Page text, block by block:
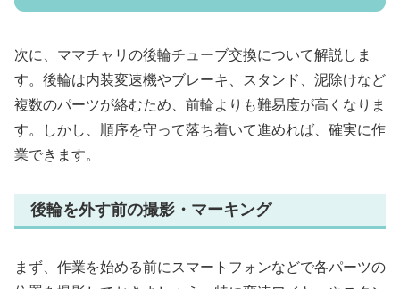
次に、ママチャリの後輪チューブ交換について解説しま
す。後輪は内装変速機やブレーキ、スタンド、泥除けなど
複数のパーツが絡むため、前輪よりも難易度が高くなりま
す。しかし、順序を守って落ち着いて進めれば、確実に作
業できます。
後輪を外す前の撮影・マーキング
まず、作業を始める前にスマートフォンなどで各パーツの